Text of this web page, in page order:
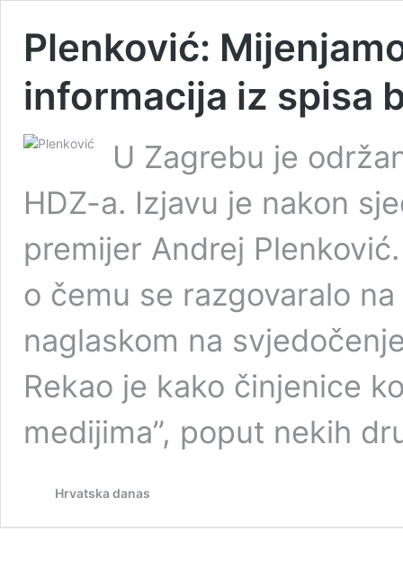
Plenković:
informacija iz spisa
U Zagrebu je
HDZ-a. Izjavu je nakon
premijer Andrej
o čemu se razgovaralo
naglaskom na
Rekao je kako činjenice
medijima”, poput nekih
Hrvatska danas